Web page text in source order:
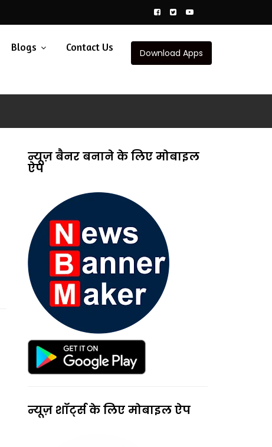
Download Apps
Blogs Contact Us
न्यूज़ बैनर बनाने के लिए मोबाइल
ऐप
न्यूज़ शॉर्ट्स के लिए मोबाइल ऐप